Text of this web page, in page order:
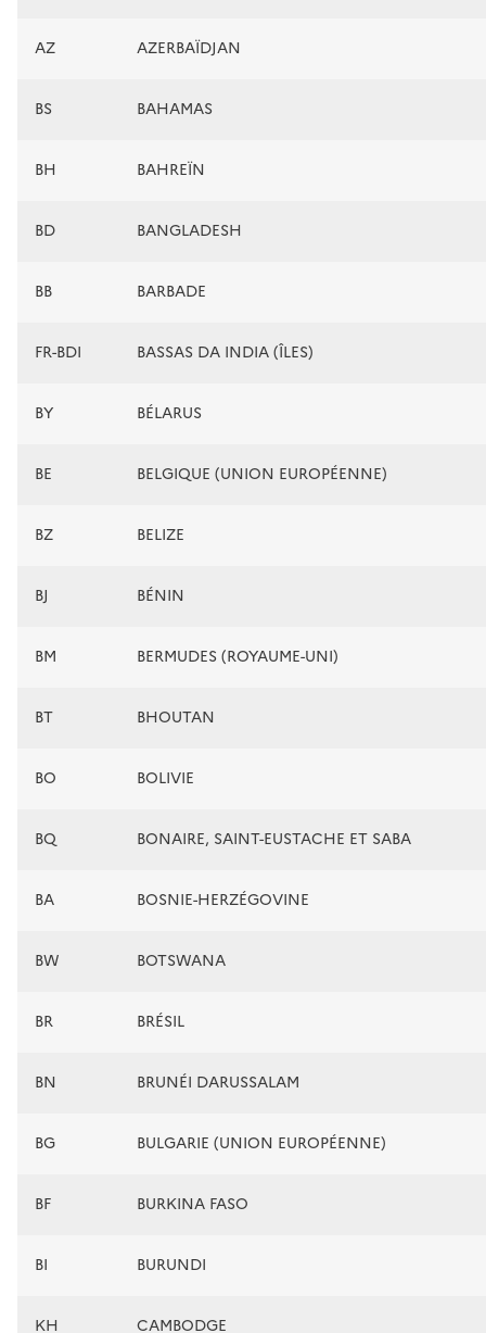
AZ AZERBAÏDJAN
BS BAHAMAS
BH BAHREÏN
BD BANGLADESH
BB BARBADE
FR-BDI BASSAS DA INDIA (ÎLES)
BY BÉLARUS
BE BELGIQUE (UNION EUROPÉENNE)
BZ BELIZE
BJ BÉNIN
BM BERMUDES (ROYAUME-UNI)
BT BHOUTAN
BO BOLIVIE
BQ BONAIRE, SAINT-EUSTACHE ET SABA
BA BOSNIE-HERZÉGOVINE
BW BOTSWANA
BR BRÉSIL
BN BRUNÉI DARUSSALAM
BG BULGARIE (UNION EUROPÉENNE)
BF BURKINA FASO
BI BURUNDI
KH CAMBODGE